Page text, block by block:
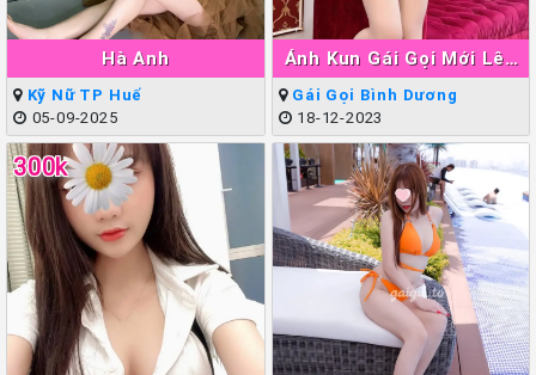
Hà Anh
Kỹ Nữ TP Huế
05-09-2025
Ánh Kun Gái Gọi Mới Lên
Sóng Thuận An
Gái Gọi Bình Dương
18-12-2023
300k